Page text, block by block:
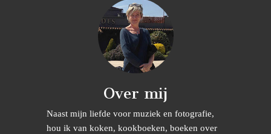
Over mij
Naast mijn liefde voor muziek en fotografie,
hou ik van koken, kookboeken, boeken over